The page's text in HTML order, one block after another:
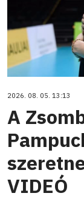
2026. 08. 05. 13:13
A
VIDEÓ